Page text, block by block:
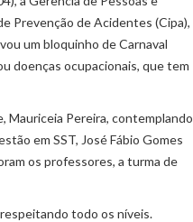
Prevenção de Acidentes (Cipa),
um bloquinho de Carnaval
doenças ocupacionais, que tem
Mauriceia Pereira, contemplando
em SST, José Fábio Gomes
os professores, a turma de
todo os níveis.